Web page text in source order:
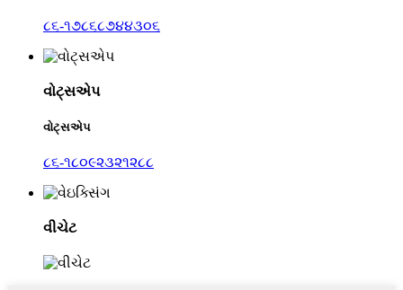
૮૬-૧૭૮૬૮૭૪૪૩૦૬
વોટ્સએપ
વોટ્સએપ
૮૬-૧૮૦૯૨૩૨૧૨૮૮
વીચેટ